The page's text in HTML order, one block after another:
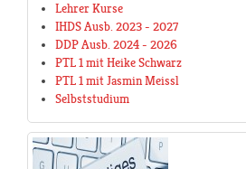
Lehrer Kurse
IHDS Ausb. 2023 - 2027
DDP Ausb. 2024 - 2026
PTL 1 mit Heike Schwarz
PTL 1 mit Jasmin Meissl
Selbststudium